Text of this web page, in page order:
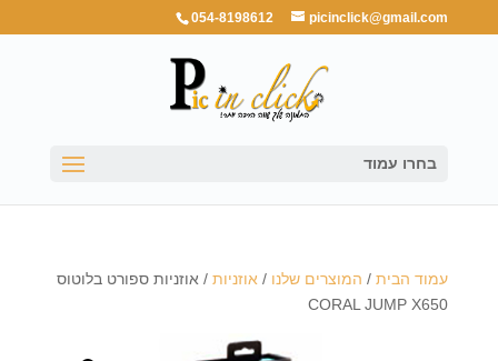
054-8198612 picinclick@gmail.com
בחרו עמוד
עמוד הבית/ המוצרים שלנו / אוזניות/ אוזניות ספורט בלוטוס
CORAL JUMP X650